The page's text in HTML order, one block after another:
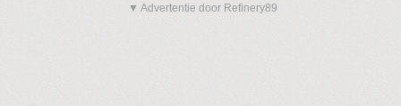
▼ Advertentie door Refinery89